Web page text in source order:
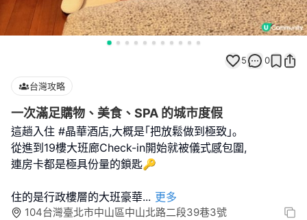
5 0
台灣攻略
一次滿足購物、美食、SPA 的城市度假
這趟入住 #晶華酒店,大概是｢把放鬆做到極致｣｡
從進到19樓大班廊Check-in開始就被儀式感包圍,
連房卡都是極具份量的鎖匙🔑
住的是行政樓層的大班豪華... 更多
104台灣臺北市中山區中山北路二段39巷3號